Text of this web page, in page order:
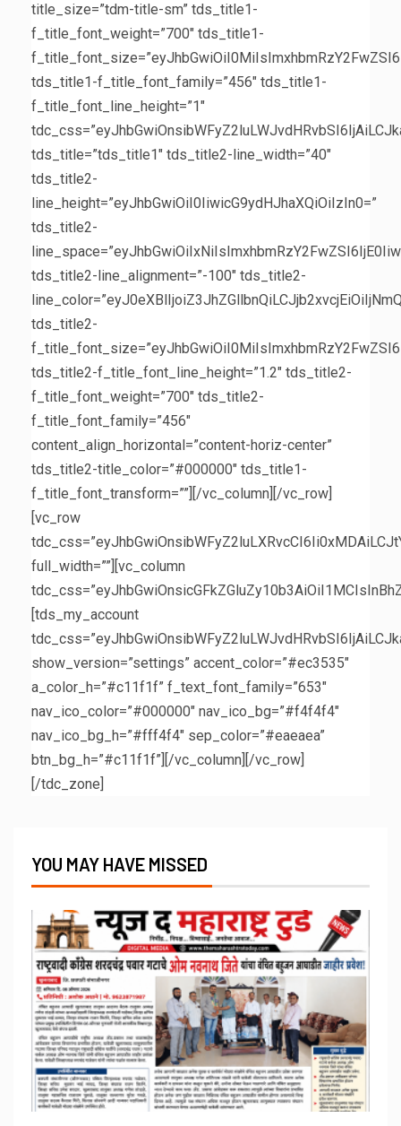
title_size=”tdm-title-sm” tds_title1-
f_title_font_weight=”700″ tds_title1-
tds_title1-f_title_font_family=”456″ tds_title1-
f_title_font_line_height=”1″
tds_title=”tds_title1″ tds_title2-line_width=”40″
tds_title2-
line_height=”eyJhbGwiOiI0IiwicG9ydHJhaXQiOiIzIn0=”
tds_title2-
tds_title2-line_alignment=”-100″ tds_title2-
tds_title2-
tds_title2-f_title_font_line_height=”1.2″ tds_title2-
f_title_font_weight=”700″ tds_title2-
f_title_font_family=”456″
content_align_horizontal=”content-horiz-center”
tds_title2-title_color=”#000000″ tds_title1-
f_title_font_transform=””][/vc_column][/vc_row]
[vc_row
full_width=””][vc_column
[tds_my_account
show_version=”settings” accent_color=”#ec3535″
a_color_h=”#c11f1f” f_text_font_family=”653″
nav_ico_color=”#000000″ nav_ico_bg=”#f4f4f4″
nav_ico_bg_h=”#fff4f4″ sep_color=”#eaeaea”
btn_bg_h=”#c11f1f”][/vc_column][/vc_row]
[/tdc_zone]
YOU MAY HAVE MISSED